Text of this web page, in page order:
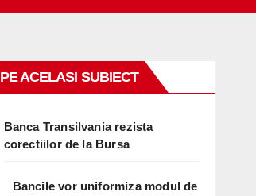
PE ACELASI SUBIECT
Banca Transilvania rezista
corectiilor de la Bursa
Bancile vor uniformiza modul de